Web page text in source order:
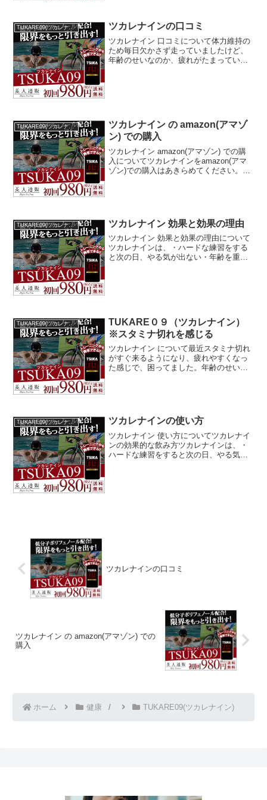
TUKARE09(ツカレナイン) ツカレナインの口コミ
ツカレナイン 口コミについて体力維持の
ため毎日欠かさず走っていましたけど、
年齢のせいなのか、疲れがたまっている
TUKARE09(ツカレナイン)
ツカレナイン の amazon(アマゾ
ン) での購入
ツカレナイン amazon(アマゾン) での購
入についてツカレナインをamazon(アマ
ゾン)での購入はあきらめてください。ツ
TUKARE09(ツカレナイン) ツカレナイン 効果と効果の理由
ツカレナイン 効果と効果の理由について
ツカレナインは、・ハードな練習をする
と次の日、やる気が出ない・年齢を重ね
TUKARE09(ツカレナイン)
TUKARE０９（ツカレナイン）
※スタミナ切れを感じる
ツカレナイン について最近スタミナ切れ
がすぐ来るようになり、疲れやすくなっ
た感じで、困ってました。年齢のせいと
TUKARE09(ツカレナイン) ツカレナインの使い方
ツカレナイン 使い方についてツカレナイ
ンの効果的な飲み方ツカレナインは、・
ハードな練習をすると次の日、やる気が
ツカレナインの口コミ
ツカレナイン の amazon(アマゾン) での
購入
ホーム 健康 TUKARE09(ツカレナイン)